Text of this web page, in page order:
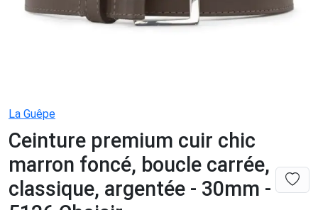
La Guêpe
Ceinture premium cuir chic
marron foncé, boucle carrée,
classique, argentée - 30mm -